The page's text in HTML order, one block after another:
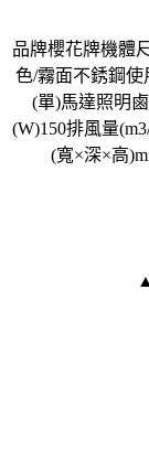
品牌櫻花牌機體
色/霧面不銹鋼使
(單)馬達照明
(W)150排風量
(寬×深×高